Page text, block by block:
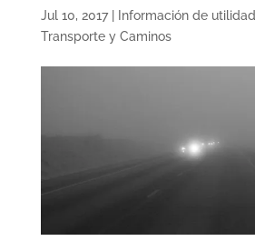
Jul 10, 2017| Información de utilidad
Transporte y Caminos